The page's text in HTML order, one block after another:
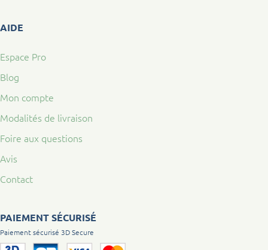
AIDE
Espace Pro
Blog
Mon compte
Modalités de livraison
Foire aux questions
Avis
Contact
PAIEMENT SÉCURISÉ
Paiement sécurisé 3D Secure